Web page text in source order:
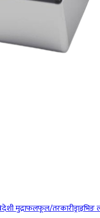
मुद्राफलफूल/तरकारी